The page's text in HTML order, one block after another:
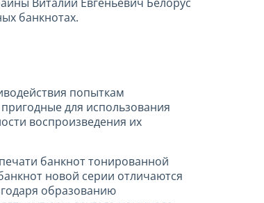
банкнотах.
попыткам
для использования
воспроизведения их
банкнот тонированной
новой серии отличаются
образованию